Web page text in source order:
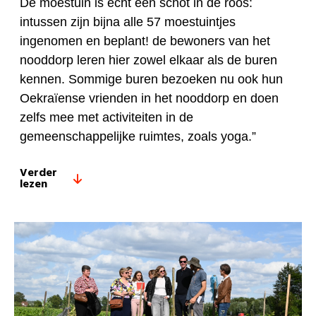
De moestuin is echt een schot in de roos:
intussen zijn bijna alle 57 moestuintjes
ingenomen en beplant! de bewoners van het
nooddorp leren hier zowel elkaar als de buren
kennen. Sommige buren bezoeken nu ook hun
Oekraïense vrienden in het nooddorp en doen
zelfs mee met activiteiten in de
gemeenschappelijke ruimtes, zoals yoga.”
Verder
lezen